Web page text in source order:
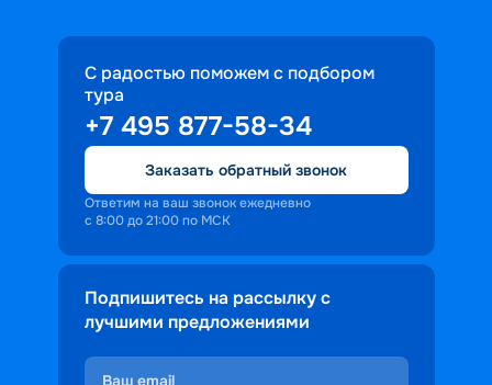
С радостью поможем с подбором
тура
+7 495 877-58-34
Заказать обратный звонок
Ответим на ваш звонок ежедневно
с 8:00 до 21:00 по МСК
Подпишитесь на рассылку с
лучшими предложениями